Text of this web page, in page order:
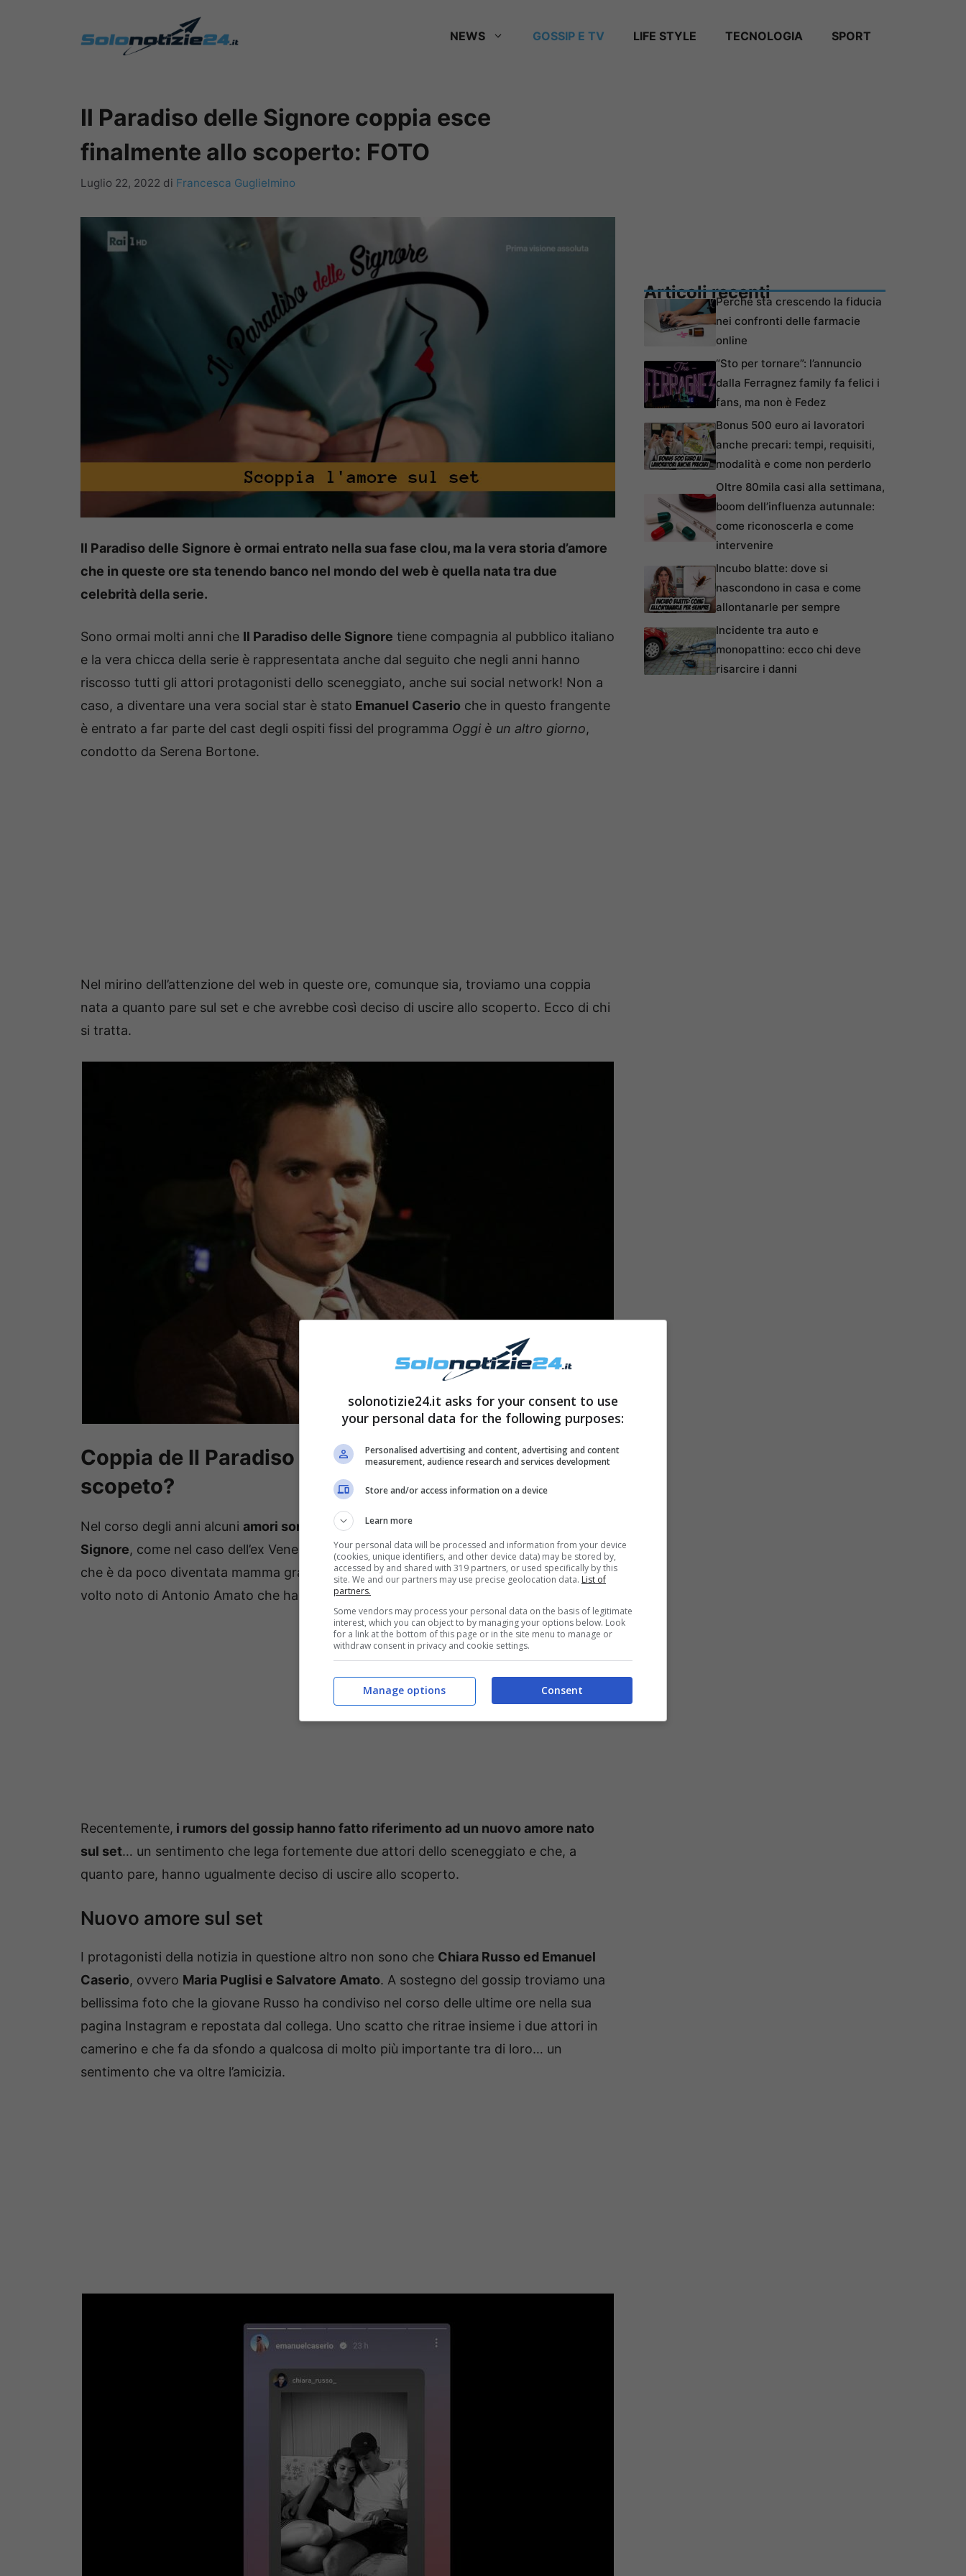
NEWS GOSSIP E TV LIFE STYLE TECNOLOGIA SPORT
Il Paradiso delle Signore coppia esce
finalmente allo scoperto: FOTO
Luglio 22, 2022 di Francesca Guglielmino
Il Paradiso delle Signore è ormai entrato nella sua fase clou, ma la vera storia d’amore
che in queste ore sta tenendo banco nel mondo del web è quella nata tra due
celebrità della serie.
Sono ormai molti anni che Il Paradiso delle Signore tiene compagnia al pubblico italiano
e la vera chicca della serie è rappresentata anche dal seguito che negli anni hanno
riscosso tutti gli attori protagonisti dello sceneggiato, anche sui social network! Non a
caso, a diventare una vera social star è stato Emanuel Caserio che in questo frangente
è entrato a far parte del cast degli ospiti fissi del programma Oggi è un altro giorno,
condotto da Serena Bortone.
Nel mirino dell’attenzione del web in queste ore, comunque sia, troviamo una coppia
nata a quanto pare sul set e che avrebbe così deciso di uscire allo scoperto. Ecco di chi
si tratta.
Coppia de Il Paradiso delle Signore esce allo
scopeto?
Nel corso degli anni alcuni amori sono nati sotto gli attenti riflettori de Il Paradiso delle
Signore, come nel caso dell’ex Venere Roberta interpretata da Federica De Benedettis
che è da poco diventata mamma grazie alla nascita del figlio avuto da Giulio Corso,
volto noto di Antonio Amato che ha poi lasciato la serie tv.
Recentemente, i rumors del gossip hanno fatto riferimento ad un nuovo amore nato
sul set… un sentimento che lega fortemente due attori dello sceneggiato e che, a
quanto pare, hanno ugualmente deciso di uscire allo scoperto.
Nuovo amore sul set
I protagonisti della notizia in questione altro non sono che Chiara Russo ed Emanuel
Caserio, ovvero Maria Puglisi e Salvatore Amato. A sostegno del gossip troviamo una
bellissima foto che la giovane Russo ha condiviso nel corso delle ultime ore nella sua
pagina Instagram e repostata dal collega. Uno scatto che ritrae insieme i due attori in
camerino e che fa da sfondo a qualcosa di molto più importante tra di loro… un
sentimento che va oltre l’amicizia.
Articoli recentiPerché sta crescendo la fiducia
nei confronti delle farmacie
online
“Sto per tornare”: l’annuncio
dalla Ferragnez family fa felici i
fans, ma non è Fedez
Bonus 500 euro ai lavoratori
anche precari: tempi, requisiti,
modalità e come non perderlo
Oltre 80mila casi alla settimana,
boom dell’influenza autunnale:
come riconoscerla e come
intervenire
Incubo blatte: dove si
nascondono in casa e come
allontanarle per sempre
Incidente tra auto e
monopattino: ecco chi deve
risarcire i danni
solonotizie24.it asks for your consent to use
your personal data for the following purposes:
Personalised advertising and content, advertising and content
measurement, audience research and services development
Store and/or access information on a device
Learn more
Your personal data will be processed and information from your device
(cookies, unique identifiers, and other device data) may be stored by,
accessed by and shared with 319 partners, or used specifically by this
site. We and our partners may use precise geolocation data. List of
partners.
Some vendors may process your personal data on the basis of legitimate
interest, which you can object to by managing your options below. Look
for a link at the bottom of this page or in the site menu to manage or
withdraw consent in privacy and cookie settings.
Consent
Manage options